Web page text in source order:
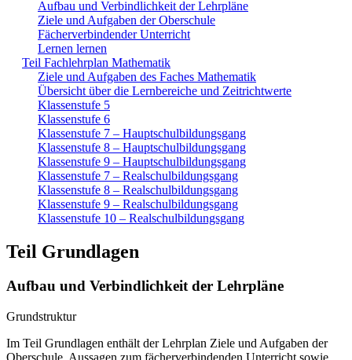
Aufbau und Verbindlichkeit der Lehrpläne
Ziele und Aufgaben der Oberschule
Fächerverbindender Unterricht
Lernen lernen
Teil Fachlehrplan Mathematik
Ziele und Aufgaben des Faches Mathematik
Übersicht über die Lernbereiche und Zeitrichtwerte
Klassenstufe 5
Klassenstufe 6
Klassenstufe 7 – Hauptschulbildungsgang
Klassenstufe 8 – Hauptschulbildungsgang
Klassenstufe 9 – Hauptschulbildungsgang
Klassenstufe 7 – Realschulbildungsgang
Klassenstufe 8 – Realschulbildungsgang
Klassenstufe 9 – Realschulbildungsgang
Klassenstufe 10 – Realschulbildungsgang
Teil Grundlagen
Aufbau und Verbindlichkeit der Lehrpläne
Grundstruktur
Im Teil Grundlagen enthält der Lehrplan Ziele und Aufgaben der